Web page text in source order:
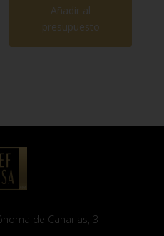
Añadir al
presupuesto
de Canarias, 3